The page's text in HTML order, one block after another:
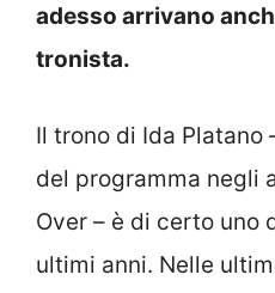
adesso arrivano
tronista.
Il trono di Ida Platano
del programma negli
Over – è di certo uno
ultimi anni. Nelle